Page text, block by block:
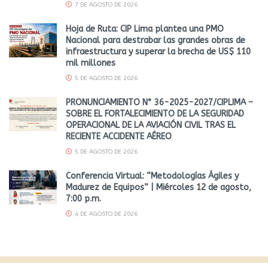
7 DE AGOSTO DE 2026
Hoja de Ruta: CIP Lima plantea una PMO
Nacional para destrabar las grandes obras de
infraestructura y superar la brecha de US$ 110
mil millones
5 DE AGOSTO DE 2026
PRONUNCIAMIENTO N° 36-2025-2027/CIPLIMA –
SOBRE EL FORTALECIMIENTO DE LA SEGURIDAD
OPERACIONAL DE LA AVIACIÓN CIVIL TRAS EL
RECIENTE ACCIDENTE AÉREO
5 DE AGOSTO DE 2026
Conferencia Virtual: “Metodologías Ágiles y
Madurez de Equipos” | Miércoles 12 de agosto,
7:00 p.m.
4 DE AGOSTO DE 2026